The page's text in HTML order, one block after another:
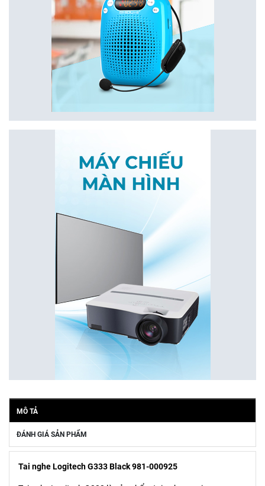
MÔ TẢ
ĐÁNH GIÁ SẢN PHẨM
Tai nghe Logitech G333 Black 981-000925